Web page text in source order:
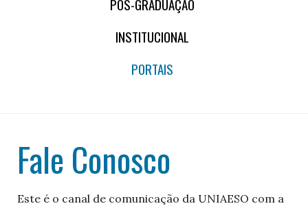
PÓS-GRADUAÇÃO
INSTITUCIONAL
PORTAIS
Fale Conosco
Este é o canal de comunicação da UNIAESO com a